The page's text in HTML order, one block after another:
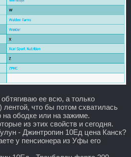
ее всю, а только
лентой, что бы потом схватилась
на ободке или на зажиме.
из этих свойств и сегодня.
- Джинтропин 10Ед цена Канск?
у пенсионера из Уфы его